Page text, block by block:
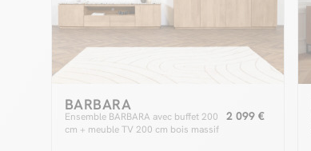
BARBARA
Ensemble BARBARA avec buffet 200
cm + meuble TV 200 cm bois massif
2 099 €